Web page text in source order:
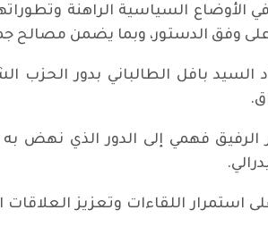
الأوضاع السياسية الراهنة
وعلى وفق الدستور، وبما يضمن مصالح
السيد بافل الطالباني بدور
فهمي إلى الدور الذي نهض به
استمرار اللقاءات وتعزيز العلاقات